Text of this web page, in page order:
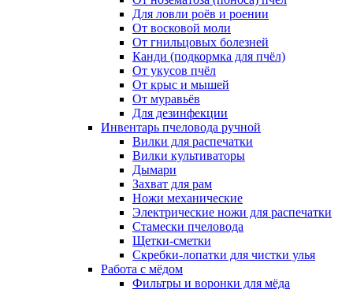
Для ловли роёв и роении
От восковой моли
От гнильцовых болезней
Канди (подкормка для пчёл)
От укусов пчёл
От крыс и мышей
От муравьёв
Для дезинфекции
Инвентарь пчеловода ручной
Вилки для распечатки
Вилки культиваторы
Дымари
Захват для рам
Ножи механические
Электрические ножи для распечатки
Стамески пчеловода
Щетки-сметки
Скребки-лопатки для чистки улья
Работа с мёдом
Фильтры и воронки для мёда